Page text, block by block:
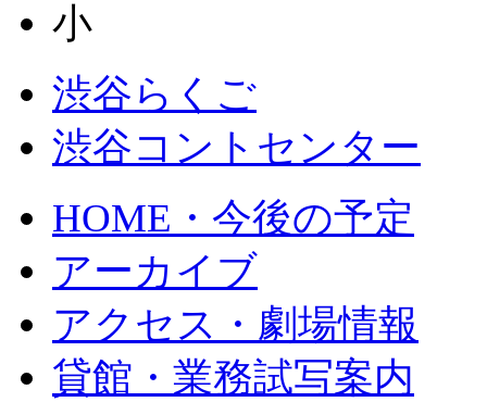
小
渋谷らくご
渋谷コントセンター
HOME・今後の予定
アーカイブ
アクセス・劇場情報
貸館・業務試写案内